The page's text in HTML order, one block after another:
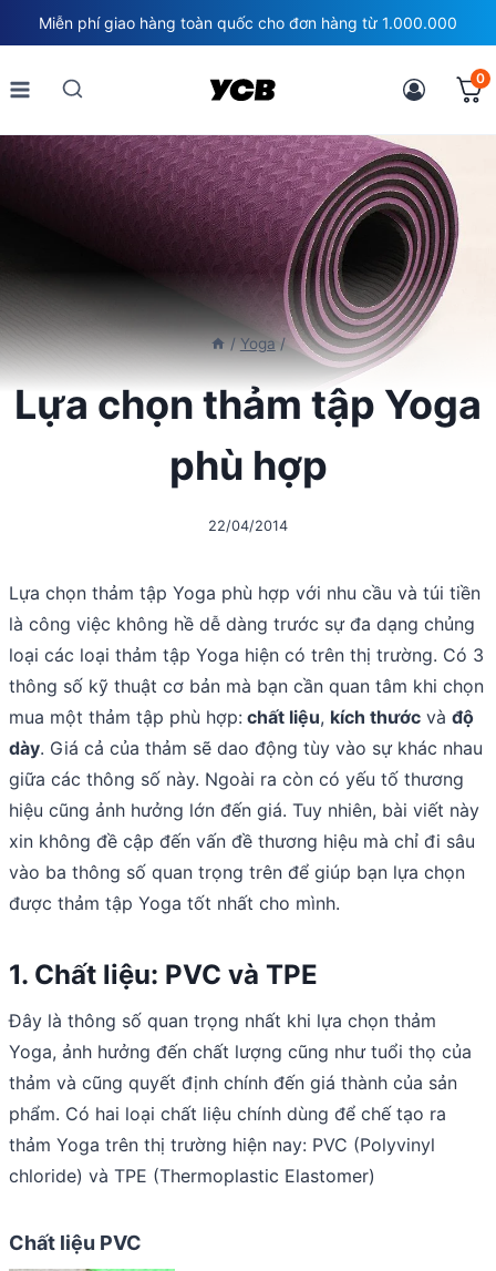
to
content
Miễn phí giao hàng toàn quốc cho đơn hàng từ 1.000.000
0
/ Yoga /
Lựa chọn thảm tập Yoga
phù hợp
22/04/2014
Lựa chọn thảm tập Yoga phù hợp với nhu cầu và túi tiền
là công việc không hề dễ dàng trước sự đa dạng chủng
loại các loại thảm tập Yoga hiện có trên thị trường. Có 3
thông số kỹ thuật cơ bản mà bạn cần quan tâm khi chọn
mua một thảm tập phù hợp: chất liệu, kích thước và độ
dày. Giá cả của thảm sẽ dao động tùy vào sự khác nhau
giữa các thông số này. Ngoài ra còn có yếu tố thương
hiệu cũng ảnh hưởng lớn đến giá. Tuy nhiên, bài viết này
xin không đề cập đến vấn đề thương hiệu mà chỉ đi sâu
vào ba thông số quan trọng trên để giúp bạn lựa chọn
được thảm tập Yoga tốt nhất cho mình.
1. Chất liệu: PVC và TPE
Đây là thông số quan trọng nhất khi lựa chọn thảm
Yoga, ảnh hưởng đến chất lượng cũng như tuổi thọ của
thảm và cũng quyết định chính đến giá thành của sản
phẩm. Có hai loại chất liệu chính dùng để chế tạo ra
thảm Yoga trên thị trường hiện nay: PVC (Polyvinyl
chloride) và TPE (Thermoplastic Elastomer)
Chất liệu PVC